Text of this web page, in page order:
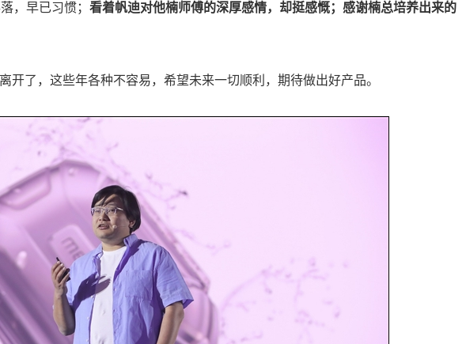
，早已习惯； 看着帆迪对他楠师傅的深厚感情，却挺感慨；感谢楠总培养出来的
开了，这些年各种不容易，希望未来一切顺利，期待做出好产品。